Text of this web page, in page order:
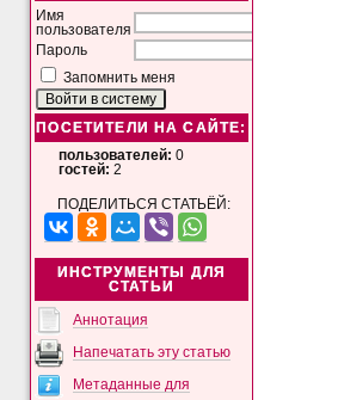
Имя
пользователя
Пароль
Запомнить меня
ПОСЕТИТЕЛИ НА САЙТЕ:
пользователей: 0
гостей: 2
ПОДЕЛИТЬСЯ СТАТЬЁЙ:
ИНСТРУМЕНТЫ ДЛЯ
СТАТЬИ
Аннотация
Напечатать эту статью
Метаданные для